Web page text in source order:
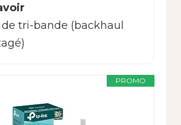
de tri-bande (backhaul
PROMO